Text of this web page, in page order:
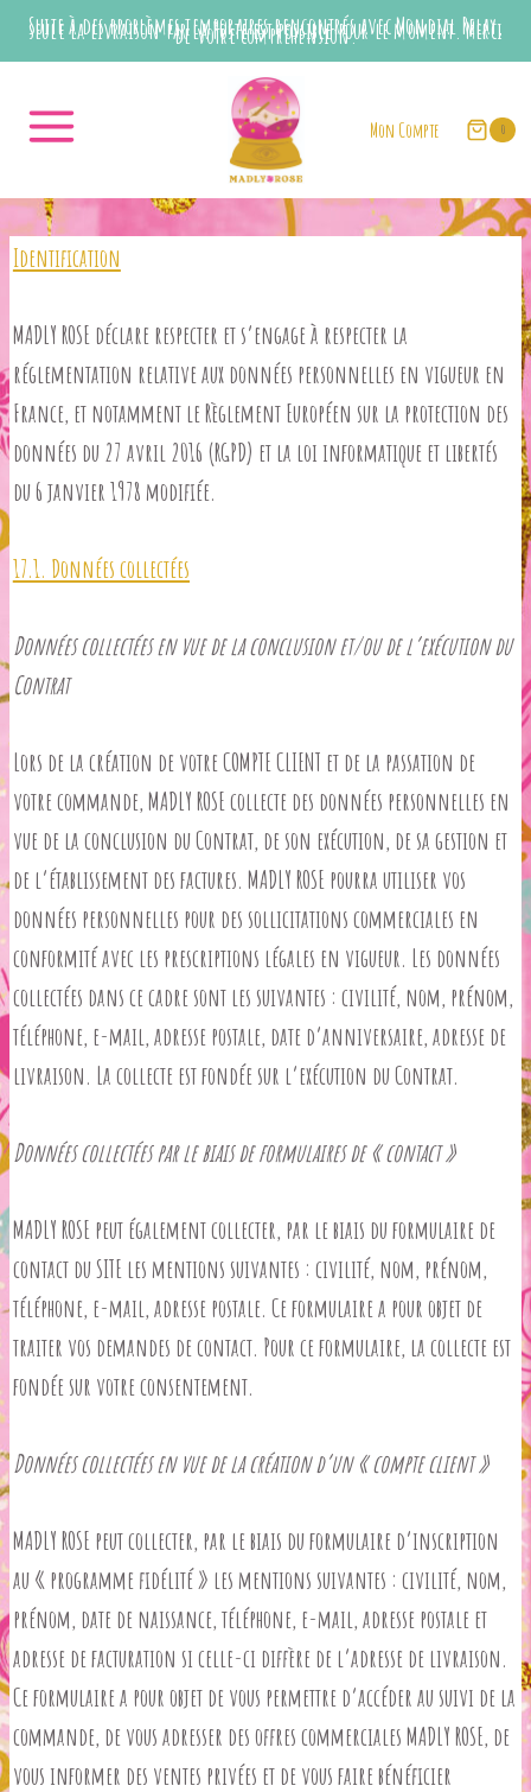
Aller
au
Suite à des problèmes temporaires rencontrés avec Mondial Relay,
seule la livraison par la Poste est possible pour le moment. Merci
de votre compréhension.
Mon Compte 0
Identification
MADLY ROSE déclare respecter et s’engage à respecter la
réglementation relative aux données personnelles en vigueur en
France, et notamment le Règlement Européen sur la protection des
données du 27 avril 2016 (RGPD) et la loi informatique et libertés
du 6 janvier 1978 modifiée.
17.1. Données collectées
Données collectées en vue de la conclusion et/ou de l’exécution du
Contrat
Lors de la création de votre COMPTE CLIENT et de la passation de
votre commande, MADLY ROSE collecte des données personnelles en
vue de la conclusion du Contrat, de son exécution, de sa gestion et
de l’établissement des factures. MADLY ROSE pourra utiliser vos
données personnelles pour des sollicitations commerciales en
conformité avec les prescriptions légales en vigueur. Les données
collectées dans ce cadre sont les suivantes : civilité, nom, prénom,
téléphone, e-mail, adresse postale, date d’anniversaire, adresse de
livraison. La collecte est fondée sur l’exécution du Contrat.
Données collectées par le biais de formulaires de « contact »
MADLY ROSE peut également collecter, par le biais du formulaire de
contact du SITE les mentions suivantes : civilité, nom, prénom,
téléphone, e-mail, adresse postale. Ce formulaire a pour objet de
traiter vos demandes de contact. Pour ce formulaire, la collecte est
fondée sur votre consentement.
Données collectées en vue de la création d’un « compte client »
MADLY ROSE peut collecter, par le biais du formulaire d’inscription
au « programme fidélité » les mentions suivantes : civilité, nom,
prénom, date de naissance, téléphone, e-mail, adresse postale et
adresse de facturation si celle-ci diffère de l’adresse de livraison.
Ce formulaire a pour objet de vous permettre d’accéder au suivi de la
commande, de vous adresser des offres commerciales MADLY ROSE, de
vous informer des ventes privées et de vous faire bénéficier